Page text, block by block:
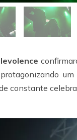
constante